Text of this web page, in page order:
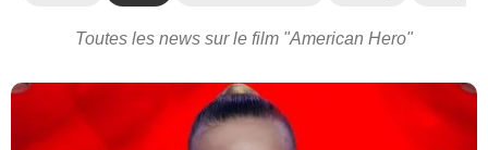
Toutes les news sur le film "American Hero"